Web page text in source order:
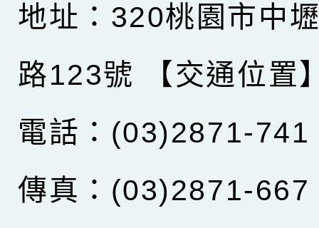
地址：320桃園市中
路123號
【交通位置
電話：(03)2871-741
傳真：(03)2871-667